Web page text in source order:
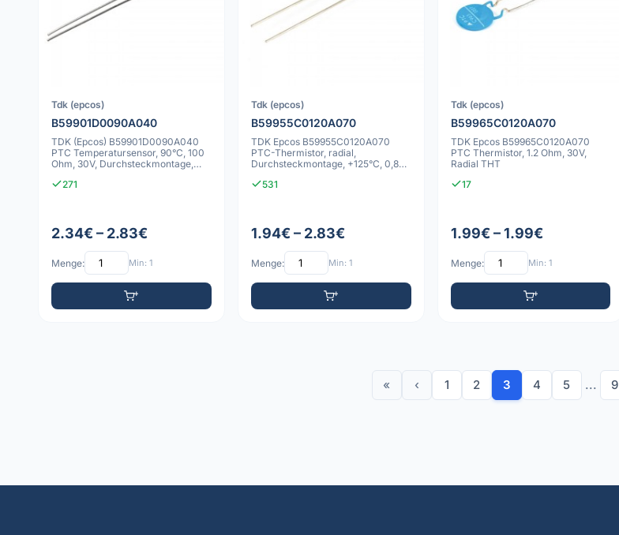
Tdk (epcos)
B59901D0090A040
TDK (Epcos) B59901D0090A040
PTC Temperatursensor, 90°C, 100
Ohm, 30V, Durchsteckmontage,
271
2.34€ – 2.83€
Menge: Min: 1
Tdk (epcos)
B59955C0120A070
TDK Epcos B59955C0120A070
PTC-Thermistor, radial,
Durchsteckmontage, +125°C, 0,8
531
1.94€ – 2.83€
Menge: Min: 1
Tdk (epcos)
B59965C0120A070
TDK Epcos B59965C0120A070
PTC Thermistor, 1.2 Ohm, 30V,
Radial THT
17
1.99€ – 1.99€
Menge: Min: 1
« ‹ 1 2 3 4 5 ... 9